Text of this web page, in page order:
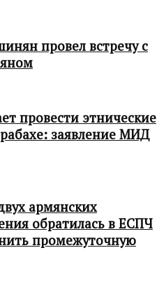
провел встречу с
провести этнические
заявление МИД
армянских
обратилась в ЕСПЧ
промежуточную